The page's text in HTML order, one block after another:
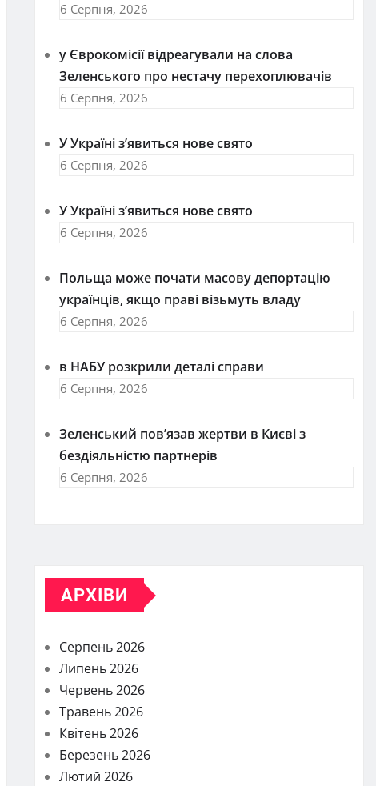
6 Серпня, 2026
у Єврокомісії відреагували на слова
Зеленського про нестачу перехоплювачів
6 Серпня, 2026
У Україні з’явиться нове свято
6 Серпня, 2026
У Україні з’явиться нове свято
6 Серпня, 2026
Польща може почати масову депортацію
українців, якщо праві візьмуть владу
6 Серпня, 2026
в НАБУ розкрили деталі справи
6 Серпня, 2026
Зеленський пов’язав жертви в Києві з
бездіяльністю партнерів
6 Серпня, 2026
АРХІВИ
Серпень 2026
Липень 2026
Червень 2026
Травень 2026
Квітень 2026
Березень 2026
Лютий 2026